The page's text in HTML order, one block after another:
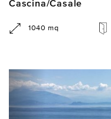
Cascina/Casale
1040 mq